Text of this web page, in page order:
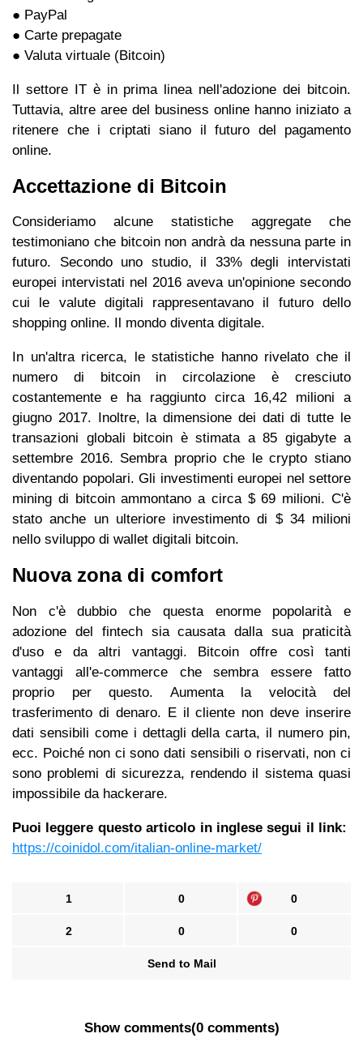
● PayPal
● Carte prepagate
● Valuta virtuale (Bitcoin)
Il settore IT è in prima linea nell'adozione dei bitcoin.
Tuttavia, altre aree del business online hanno iniziato a
ritenere che i criptati siano il futuro del pagamento
online.
Accettazione di Bitcoin
Consideriamo alcune statistiche aggregate che
testimoniano che bitcoin non andrà da nessuna parte in
futuro. Secondo uno studio, il 33% degli intervistati
europei intervistati nel 2016 aveva un'opinione secondo
cui le valute digitali rappresentavano il futuro dello
shopping online. Il mondo diventa digitale.
In un'altra ricerca, le statistiche hanno rivelato che il
numero di bitcoin in circolazione è cresciuto
costantemente e ha raggiunto circa 16,42 milioni a
giugno 2017. Inoltre, la dimensione dei dati di tutte le
transazioni globali bitcoin è stimata a 85 gigabyte a
settembre 2016. Sembra proprio che le crypto stiano
diventando popolari. Gli investimenti europei nel settore
mining di bitcoin ammontano a circa $ 69 milioni. C'è
stato anche un ulteriore investimento di $ 34 milioni
nello sviluppo di wallet digitali bitcoin.
Nuova zona di comfort
Non c'è dubbio che questa enorme popolarità e
adozione del fintech sia causata dalla sua praticità
d'uso e da altri vantaggi. Bitcoin offre così tanti
vantaggi all'e-commerce che sembra essere fatto
proprio per questo. Aumenta la velocità del
trasferimento di denaro. E il cliente non deve inserire
dati sensibili come i dettagli della carta, il numero pin,
ecc. Poiché non ci sono dati sensibili o riservati, non ci
sono problemi di sicurezza, rendendo il sistema quasi
impossibile da hackerare.
Puoi leggere questo articolo in inglese segui il link:
https://coinidol.com/italian-online-market/
1 0 0
2 0 0
Send to Mail
Show comments(0 comments)